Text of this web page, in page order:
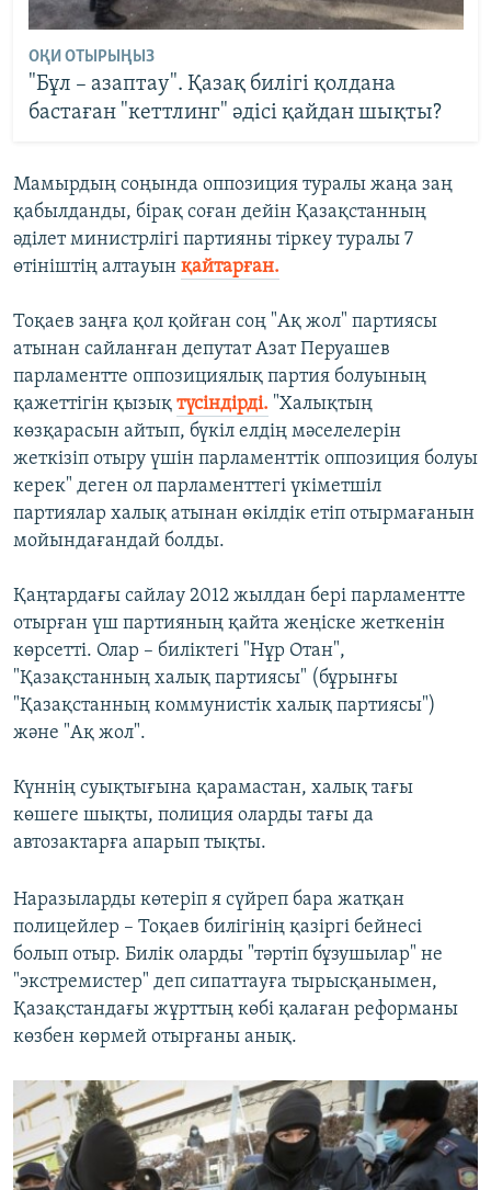
ОҚИ ОТЫРЫҢЫЗ
"Бұл – азаптау". Қазақ билігі қолдана
бастаған "кеттлинг" әдісі қайдан шықты?
Мамырдың соңында оппозиция туралы жаңа заң
қабылданды, бірақ соған дейін Қазақстанның
әділет министрлігі партияны тіркеу туралы 7
өтініштің алтауын қайтарған.
Тоқаев заңға қол қойған соң "Ақ жол" партиясы
атынан сайланған депутат Азат Перуашев
парламентте оппозициялық партия болуының
қажеттігін қызық түсіндірді. "Халықтың
көзқарасын айтып, бүкіл елдің мәселелерін
жеткізіп отыру үшін парламенттік оппозиция болуы
керек" деген ол парламенттегі үкіметшіл
партиялар халық атынан өкілдік етіп отырмағанын
мойындағандай болды.
Қаңтардағы сайлау 2012 жылдан бері парламентте
отырған үш партияның қайта жеңіске жеткенін
көрсетті. Олар – биліктегі "Нұр Отан",
"Қазақстанның халық партиясы" (бұрынғы
"Қазақстанның коммунистік халық партиясы")
және "Ақ жол".
Күннің суықтығына қарамастан, халық тағы
көшеге шықты, полиция оларды тағы да
автозактарға апарып тықты.
Наразыларды көтеріп я сүйреп бара жатқан
полицейлер – Тоқаев билігінің қазіргі бейнесі
болып отыр. Билік оларды "тәртіп бұзушылар" не
"экстремистер" деп сипаттауға тырысқанымен,
Қазақстандағы жұрттың көбі қалаған реформаны
көзбен көрмей отырғаны анық.